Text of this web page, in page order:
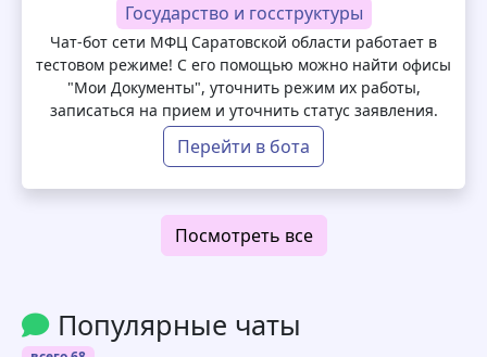
Государство и госструктуры
Чат-бот сети МФЦ Саратовской области работает в
тестовом режиме! С его помощью можно найти офисы
"Мои Документы", уточнить режим их работы,
записаться на прием и уточнить статус заявления.
Перейти в бота
Посмотреть все
Популярные чаты